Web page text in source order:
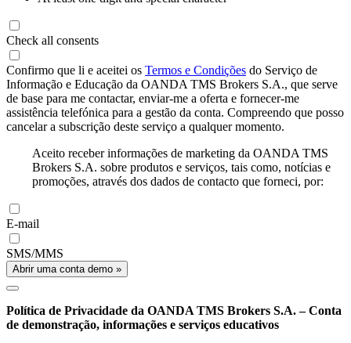
Check all consents
Confirmo que li e aceitei os Termos e Condições do Serviço de
Informação e Educação da OANDA TMS Brokers S.A., que serve
de base para me contactar, enviar-me a oferta e fornecer-me
assistência telefónica para a gestão da conta. Compreendo que posso
cancelar a subscrição deste serviço a qualquer momento.
Aceito receber informações de marketing da OANDA TMS
Brokers S.A. sobre produtos e serviços, tais como, notícias e
promoções, através dos dados de contacto que forneci, por:
E-mail
SMS/MMS
Abrir uma conta demo »
Política de Privacidade da OANDA TMS Brokers S.A. – Conta
de demonstração, informações e serviços educativos